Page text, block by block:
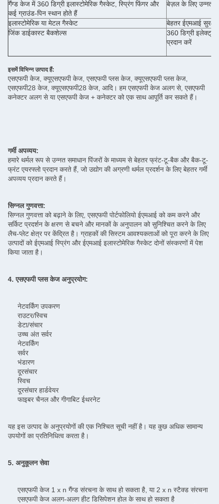
गैंग्ड केज में 360 डिग्री इलास्टोमेरिक गैस्केट, स्प्रिंग फिंगर और
कई ग्राउंड-पिन स्थान होते हैं
बेज़ल के लिए उन्नत
इलास्टोमेरिक या मेटल गैस्केट
बेहतर ईएमआई सुरक्षा
जिंक डाईकास्ट बैकशेल्स
360 डिग्री
प्रदान करें
इसमें विभिन्न उत्पाद हैं:
एसएफपी केज, क्यूएसएफपी केज, एसएफपी प्लस केज, क्यूएसएफपी प्लस केज,
एसएफपी28 केज, क्यूएसएफपी28 केज, आदि। हम एसएफपी केज अलग से, एसएफपी
कनेक्टर अलग से या एसएफपी केज + कनेक्टर को एक साथ आपूर्ति कर सकते हैं।
गर्मी अपव्यय:
हमारे थर्मल रूप से उन्नत समाधान पिंजरों के माध्यम से बेहतर फ्रंट-टू-बैक और बैक-टू-
फ्रंट एयरफ्लो प्रदान करते हैं, जो उद्योग की अग्रणी थर्मल प्रदर्शन के लिए बेहतर गर्मी
अपव्यय प्रदान करते हैं।
सिग्नल गुणवत्ता:
सिग्नल गुणवत्ता को बढ़ाने के लिए, एसएफपी पोर्टफोलियो ईएमआई को कम करने और
सर्किट प्रदर्शन के क्षरण से बचने और मानकों के अनुपालन को सुनिश्चित करने के लिए
लैच-प्लेट क्षेत्र पर केंद्रित है। ग्राहकों की सिस्टम आवश्यकताओं को पूरा करने के लिए
उत्पादों को ईएमआई स्प्रिंग और ईएमआई इलास्टोमेरिक गैस्केट दोनों संस्करणों में पेश
किया जाता है।
4. एसएफपी प्लस केज अनुप्रयोग:
नेटवर्किंग उपकरण
राउटर/स्विच
डेटा/संचार
उच्च अंत सर्वर
नेटवर्किंग
सर्वर
भंडारण
दूरसंचार
स्विच
दूरसंचार हार्डवेयर
फाइबर चैनल और गीगाबिट ईथरनेट
यह इस उत्पाद के अनुप्रयोगों की एक निश्चित सूची नहीं है। यह कुछ अधिक सामान्य
उपयोगों का प्रतिनिधित्व करता है।
5. अनुकूलन सेवा
एसएफपी केज 1 x n गैंग्ड संरचना के साथ हो सकता है, या 2 x n स्टैक्ड संरचना
एसएफपी केज अलग-अलग हीट डिसिपेशन होल के साथ हो सकता है